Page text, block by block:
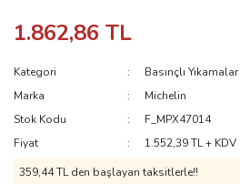
1.862,86 TL
Kategori
Basınçlı Yıkamalar
Marka
Michelin
Stok Kodu
F_MPX47014
Fiyat
1.552,39 TL + KDV
359,44 TL den başlayan taksitlerle!!